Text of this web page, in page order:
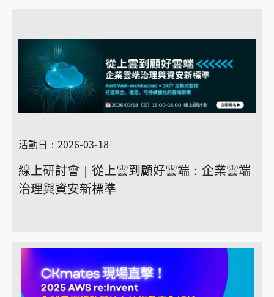
活動日：2026-03-18
線上研討會｜從上雲到顧好雲端：企業雲端
治理與資安新標準